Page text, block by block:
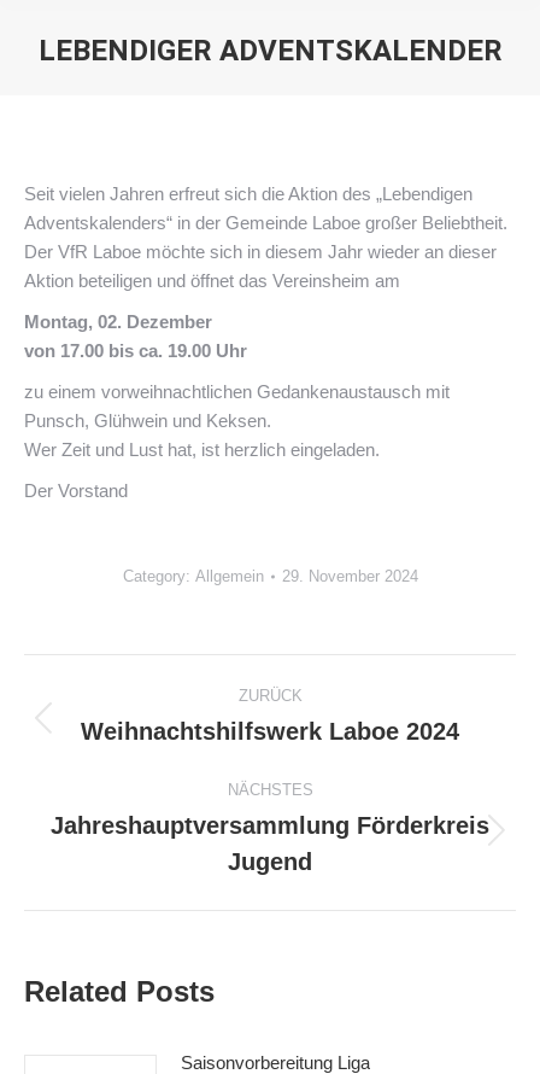
LEBENDIGER ADVENTSKALENDER
Seit vielen Jahren erfreut sich die Aktion des „Lebendigen
Adventskalenders“ in der Gemeinde Laboe großer Beliebtheit.
Der VfR Laboe möchte sich in diesem Jahr wieder an dieser
Aktion beteiligen und öffnet das Vereinsheim am
Montag, 02. Dezember
von 17.00 bis ca. 19.00 Uhr
zu einem vorweihnachtlichen Gedankenaustausch mit
Punsch, Glühwein und Keksen.
Wer Zeit und Lust hat, ist herzlich eingeladen.
Der Vorstand
Category: Allgemein 29. November 2024
Kommentarnavigation
ZURÜCK
Vorheriger
Weihnachtshilfswerk Laboe 2024
NÄCHSTES
Nächster
Beitrag:
Jahreshauptversammlung Förderkreis
Jugend
Related Posts
Saisonvorbereitung Liga